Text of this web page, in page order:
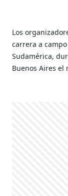
Los
carrera a
Sudamérica,
Buenos Aires el